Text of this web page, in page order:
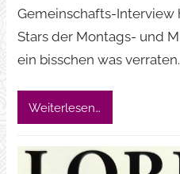
Gemeinschafts-Interview
Stars der Montags- und
ein bisschen was verraten.
Weiterlesen…